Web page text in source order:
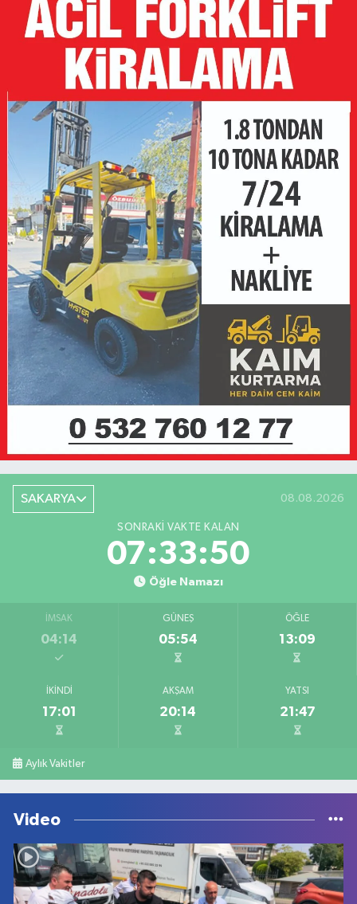
SAKARYA 08.08.2026
SONRAKI VAKTE KALAN
07:33:50
Öğle Namazı
İMSAK
04:14
GÜNEŞ
05:54
ÖĞLE
13:09
İKINDI
17:01
AKŞAM
20:14
YATSI
21:47
Aylık Vakitler
Video